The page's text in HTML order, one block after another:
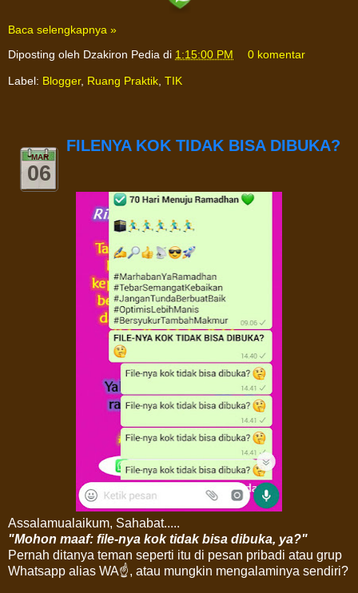
Baca selengkapnya »
Diposting oleh Dzakiron Pedia di 1:15:00 PM 0 komentar
Label: Blogger, Ruang Praktik, TIK
MAR
06
FILENYA KOK TIDAK BISA DIBUKA?
Assalamualaikum, Sahabat.....
"Mohon maaf: file-nya kok tidak bisa dibuka, ya?"
Pernah ditanya teman seperti itu di pesan pribadi atau grup
Whatsapp alias WA☝, atau mungkin mengalaminya sendiri?